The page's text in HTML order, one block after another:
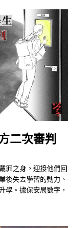
二次審判
罪之身。迎接他們回
後失去學習的動力、
學。據保安局數字，